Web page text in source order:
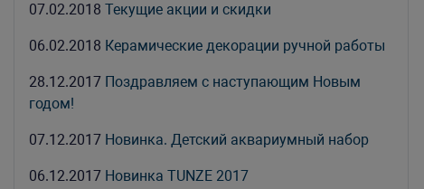
07.02.2018Текущие акции и скидки
06.02.2018 Керамические декорации ручной работы
28.12.2017 Поздравляем с наступающим Новым
годом!
07.12.2017 Новинка. Детский аквариумный набор
06.12.2017 Новинка TUNZE 2017